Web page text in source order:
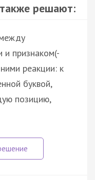
решают:
и признаком(-
реакции: к
буквой,
позицию,